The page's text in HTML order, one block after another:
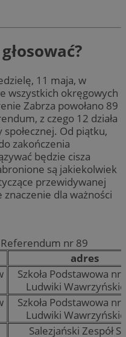
11 maja, w
wszystkich okręgowych
Zabrza powołano 89
z czego 12 działa
Od piątku,
zakończenia
będzie cisza
są jakiekolwiek
przewidywanej
dla ważności
nr 89
adres
Szkoła Podstawowa nr
Ludwiki
Szkoła Podstawowa nr
Ludwiki
Salezjański Zespół